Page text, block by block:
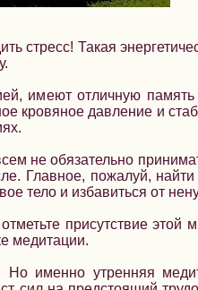
Такая
имеют отличную
кровяное давление и
не обязательно
Главное, пожалуй,
тело и избавиться от
присутствие этой
медитации.
именно утренняя